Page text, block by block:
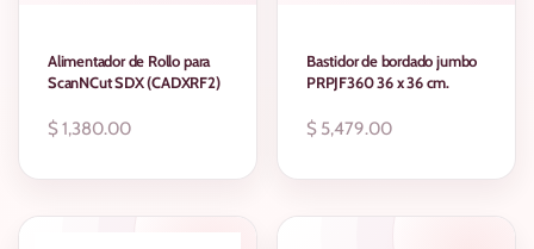
Alimentador de Rollo para
ScanNCut SDX (CADXRF2)
Precio
$ 1,380.00
Bastidor de bordado jumbo
PRPJF360 36 x 36 cm.
Precio
$ 5,479.00